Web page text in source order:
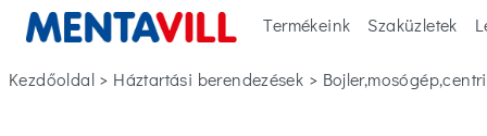
Termékeink Szaküzletek
Kezdőoldal> háztartási berendezések >